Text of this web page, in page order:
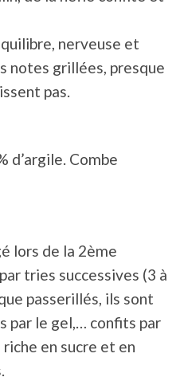
nerveuse et
notes grillées, presque
pas.
d’argile. Combe
lors de la 2ème
tries successives (3 à
passerillés, ils sont
par le gel,… confits par
en sucre et en